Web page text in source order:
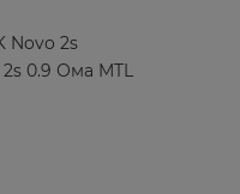
Novo 2s
0.9 Ома MTL